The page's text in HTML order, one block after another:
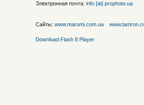
Электронная почта: info [at] prophoto.ua
Сайты: www.marumi.com.ua
Download Flash 8 Player